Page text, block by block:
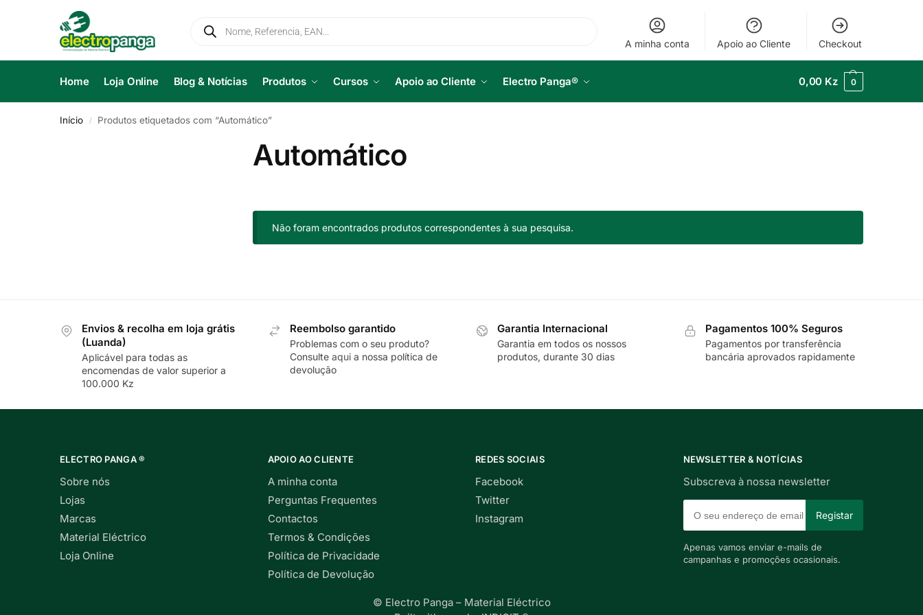
A minha conta Apoio ao Cliente Checkout
Home Loja Online Blog & Notícias Produtos Cursos Apoio ao Cliente Electro Panga® 0,00 Kz 0
Início / Produtos etiquetados com “Automático”
Automático
Não foram encontrados produtos correspondentes à sua pesquisa.
Envios & recolha em loja grátis
(Luanda)
Aplicável para todas as
encomendas de valor superior a
100.000 Kz
Reembolso garantido
Problemas com o seu produto?
Consulte aquia nossa política de
devolução
Garantia Internacional
Garantia em todos os nossos
produtos, durante 30 dias
Pagamentos 100% Seguros
Pagamentos por transferência
bancária aprovados rapidamente
ELECTRO PANGA ®
Sobre nós
Lojas
Marcas
Material Eléctrico
Loja Online
APOIO AO CLIENTE
A minha conta
Perguntas Frequentes
Contactos
Termos & Condições
Política de Privacidade
Política de Devolução
REDES SOCIAIS
Facebook
Twitter
Instagram
NEWSLETTER & NOTÍCIAS
Subscreva à nossa newsletter
Apenas vamos enviar e-mails de
campanhas e promoções ocasionais.
© Electro Panga – Material Eléctrico